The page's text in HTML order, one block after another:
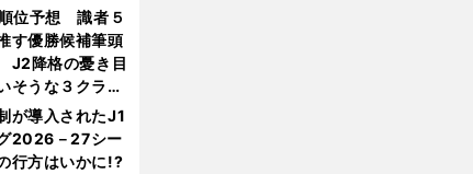
破壊」はこうし
れた
位予想 識者５
す優勝候補筆頭
J2降格の憂き目
そうな３クラブ
が導入されたJ1
2026－27シー
行方はいかに!?